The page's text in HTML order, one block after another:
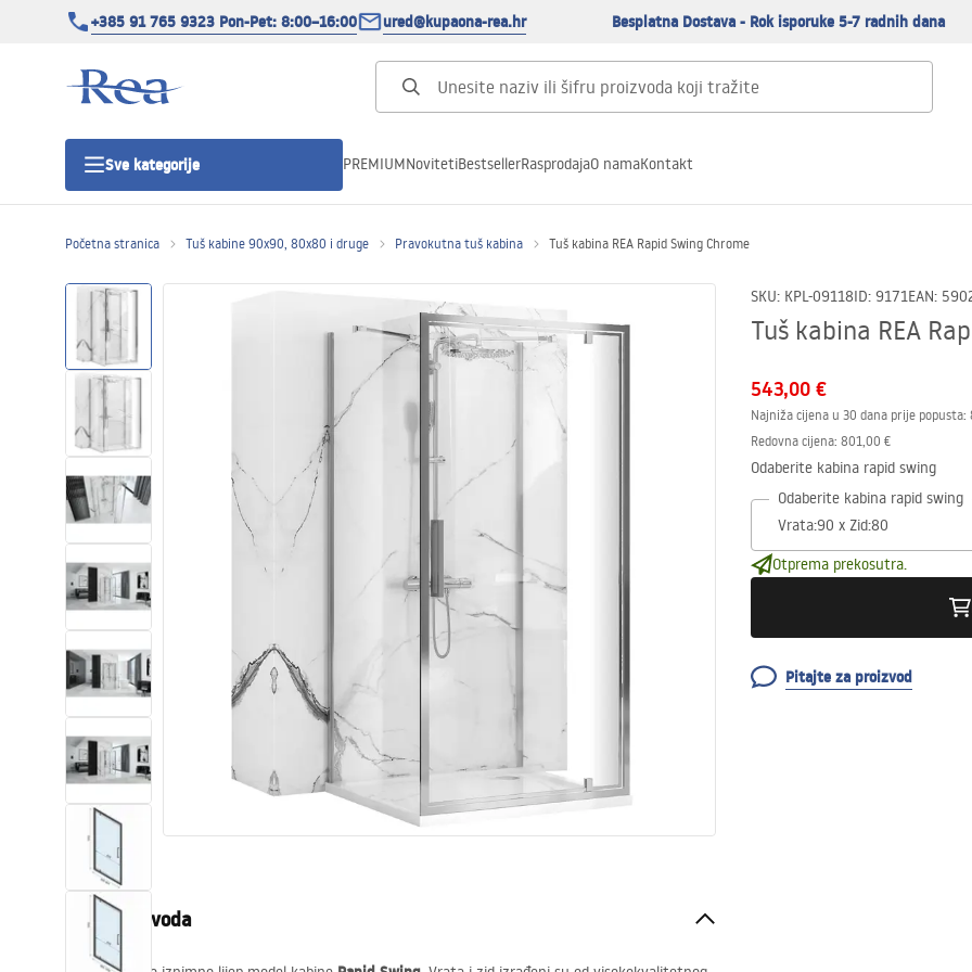
+385 91 765 9323 Pon-Pet: 8:00–16:00 ured@kupaona-rea.hr Besplatna Dostava - Rok isporuke 5-7 radnih dana
Sve kategorije
Tuš vrata
Tuš Kanalice
WC školjke
Umivaonici
Kade i paravani
Miješalice, pipe, slavine
Tuševi
PREMIUMNovitetiBestsellerRasprodajaO namaKontakt
Početna stranica Tuš kabine 90x90, 80x80 i druge Pravokutna tuš kabina Tuš kabina REA Rapid Swing Chrome
SKU: KPL-09118ID: 9171EAN:
Tuš kabina REA
543,00 €
Najniža cijena u 30 dana prije popusta:
Redovna cijena: 801,00 €
Odaberite kabina rapid swing
Odaberite kabina rapid swing
Otprema prekosutra.
Pitajte za proizvod
Opis proizvoda